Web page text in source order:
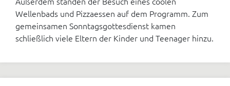
Wellenbads und Pizzaessen auf dem Programm. Zum
gemeinsamen Sonntagsgottesdienst kamen
schließlich viele Eltern der Kinder und Teenager hinzu.